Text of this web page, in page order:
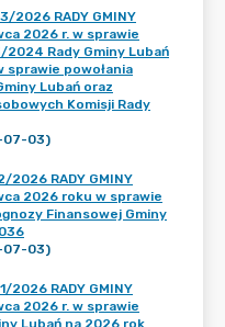
2026 RADY GMINY
2026 r. w sprawie
2024 Rady Gminy Lubań
sprawie powołania
Lubań oraz
Komisji Rady
07-03)
2026 RADY GMINY
2026 roku w sprawie
Finansowej Gminy
07-03)
2026 RADY GMINY
2026 r. w sprawie
Lubań na 2026 rok